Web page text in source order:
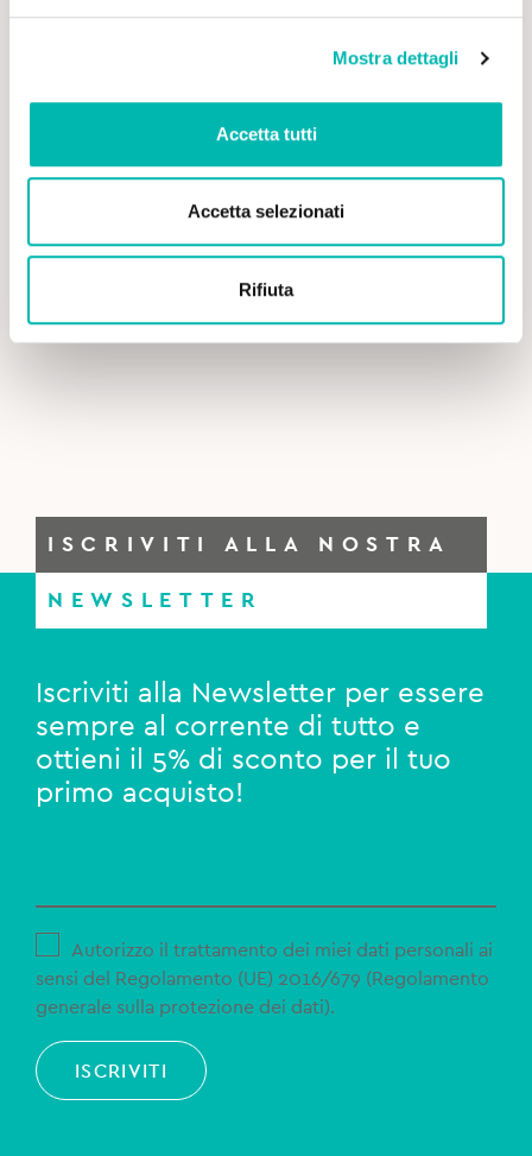
Mostra dettagli
Accetta tutti
Accetta selezionati
Rifiuta
price
6,90€.
price
6,70€.
Curasept Dentifricio Daycare Protection Booster
Frozen Mint - 75 ml
ISCRIVITI ALLA NOSTRA
NEWSLETTER
Iscriviti alla Newsletter per essere
sempre al corrente di tutto e
ottieni il 5% di sconto per il tuo
primo acquisto!
Autorizzo il trattamento dei miei dati personali ai
sensi del Regolamento (UE) 2016/679 (Regolamento
generale sulla protezione dei dati).
ISCRIVITI